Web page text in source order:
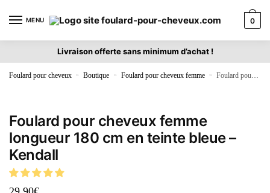
MENU 0
Livraison offerte sans minimum d’achat !
Foulard pour cheveux » Boutique » Foulard pour cheveux femme » Foulard pour cheveux femme longueur 180 cm en teinte bleue – Kendall
Foulard pour cheveux femme
longueur 180 cm en teinte bleue –
Kendall